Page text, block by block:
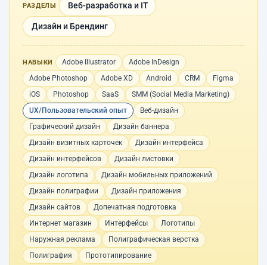
РАЗДЕЛЫ Веб-разработка и IT
Дизайн и Брендинг
НАВЫКИ Adobe Illustrator
Adobe InDesign
Adobe Photoshop
Adobe XD Android CRM
Figma
iOS
Photoshop SaaS
SMM (Social Media Marketing)
UX/Пользовательский опыт
Веб-дизайн
Графический дизайн
Дизайн баннера
Дизайн визитных карточек
Дизайн интерфейса
Дизайн интерфейсов
Дизайн листовки
Дизайн логотипа
Дизайн мобильных приложений
Дизайн полиграфии
Дизайн приложения
Дизайн сайтов
Допечатная подготовка
Интернет магазин
Интерфейсы
Логотипы
Наружная реклама
Полиграфическая верстка
Полиграфия
Прототипирование